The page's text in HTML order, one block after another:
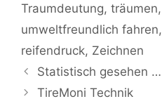
Traumdeutung, träumen,
umweltfreundlich fahren,
reifendruck, Zeichnen
Statistisch gesehen …
TireMoni Technik